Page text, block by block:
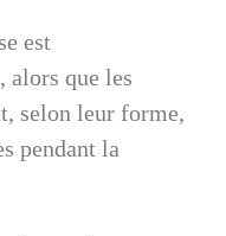
est
alors que les
selon leur forme,
pendant la